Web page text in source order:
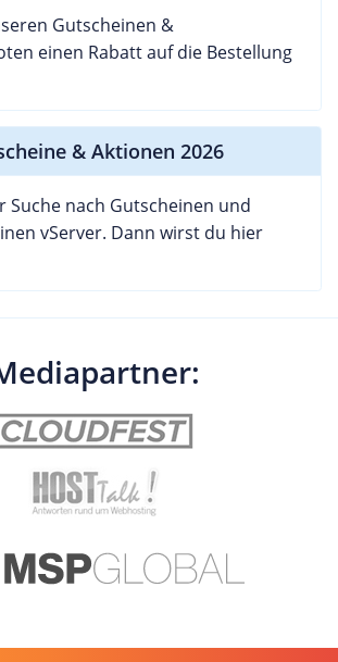
Gutscheinen &
einen Rabatt auf die Bestellung
& Aktionen 2026
Suche nach Gutscheinen und
vServer. Dann wirst du hier